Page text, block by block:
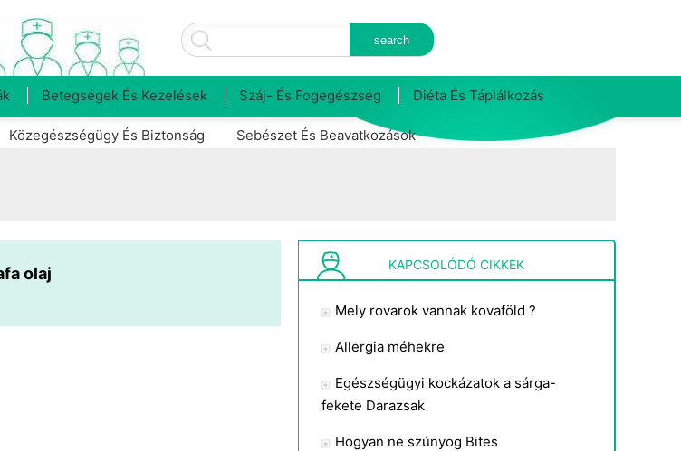
Betegségek És Kezelések Száj- És Fogegészség Diéta És Táplálkozás
Közegészségügy És Biztonság Sebészet És Beavatkozások
olaj KAPCSOLÓDÓ CIKKEK
Mely rovarok vannak kovaföld ?
Allergia méhekre
Egészségügyi kockázatok a sárga-
fekete Darazsak
Hogyan ne szúnyog Bites